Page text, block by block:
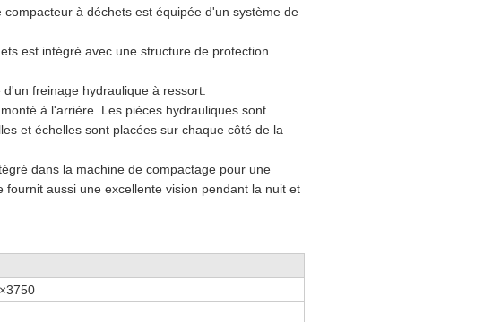
à déchets est équipée d'un système de
est intégré avec une structure de protection
freinage hydraulique à ressort.
à l'arrière. Les pièces hydrauliques sont
et échelles sont placées sur chaque côté de la
dans la machine de compactage pour une
aussi une excellente vision pendant la nuit et